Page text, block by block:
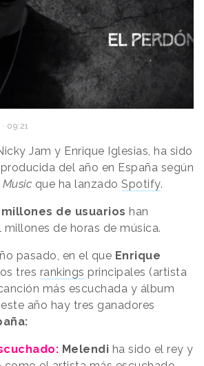
09:21
Jam y Enrique Iglesias, ha sido
del año en España según
que ha lanzado Spotify.
millones de usuarios han
de horas de música.
pasado, en el que Enrique
tres rankings principales (artista
más escuchada y álbum
año hay tres ganadores
Melendi ha sido el rey y